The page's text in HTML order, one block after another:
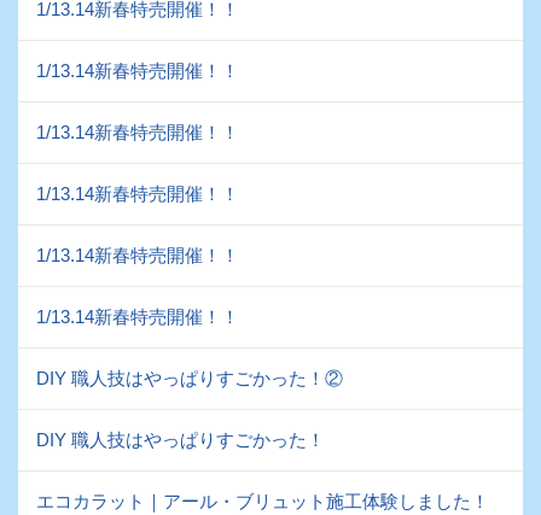
1/13.14新春特売開催！！
1/13.14新春特売開催！！
1/13.14新春特売開催！！
1/13.14新春特売開催！！
1/13.14新春特売開催！！
1/13.14新春特売開催！！
DIY 職人技はやっぱりすごかった！②
DIY 職人技はやっぱりすごかった！
エコカラット｜アール・ブリュット施工体験しました！